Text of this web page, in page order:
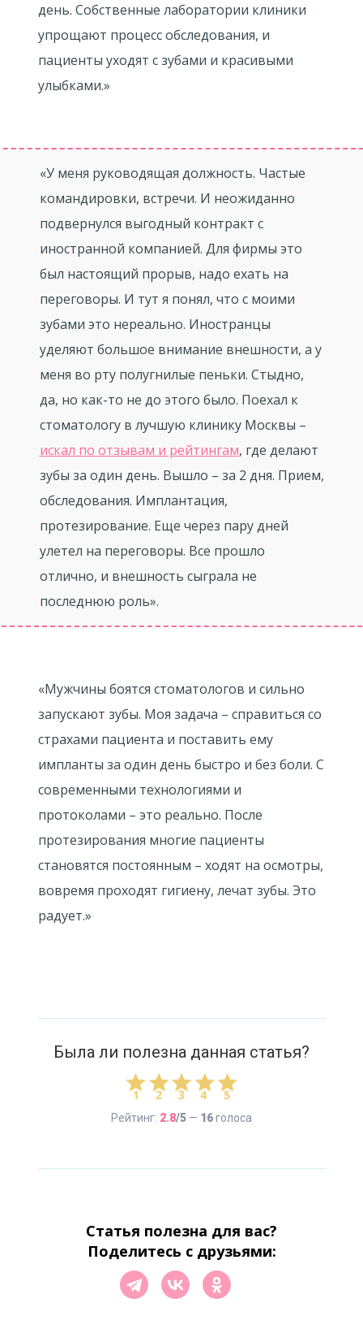
день. Собственные лаборатории клиники
упрощают процесс обследования, и
пациенты уходят с зубами и красивыми
улыбками.»
«У меня руководящая должность. Частые
командировки, встречи. И неожиданно
подвернулся выгодный контракт с
иностранной компанией. Для фирмы это
был настоящий прорыв, надо ехать на
переговоры. И тут я понял, что с моими
зубами это нереально. Иностранцы
уделяют большое внимание внешности, а у
меня во рту полугнилые пеньки. Стыдно,
да, но как-то не до этого было. Поехал к
стоматологу в лучшую клинику Москвы –
искал по отзывам и рейтингам, где делают
зубы за один день. Вышло – за 2 дня. Прием,
обследования. Имплантация,
протезирование. Еще через пару дней
улетел на переговоры. Все прошло
отлично, и внешность сыграла не
последнюю роль».
«Мужчины боятся стоматологов и сильно
запускают зубы. Моя задача – справиться со
страхами пациента и поставить ему
импланты за один день быстро и без боли. С
современными технологиями и
протоколами – это реально. После
протезирования многие пациенты
становятся постоянным – ходят на осмотры,
вовремя проходят гигиену, лечат зубы. Это
радует.»
Была ли полезна данная статья?
Рейтинг: 2.8/5 — 16голоса
Статья полезна для вас?
Поделитесь с друзьями: